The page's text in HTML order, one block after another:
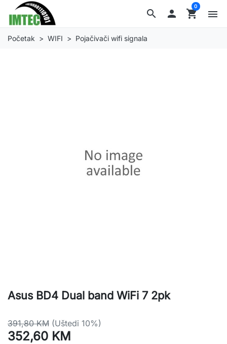
search  shopping_cart
0
menu
Početak WIFI Pojačivači wifi signala
Asus BD4 Dual band WiFi 7 2pk
391,80 KM (Uštedi 10%)
352,60 KM